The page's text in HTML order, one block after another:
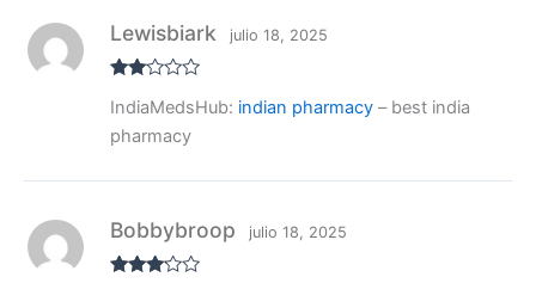
rado
con
2de
Lewisbiark julio 18, 2025
IndiaMedsHub: indian pharmacy– best india
pharmacy
Bobbybroop julio 18, 2025